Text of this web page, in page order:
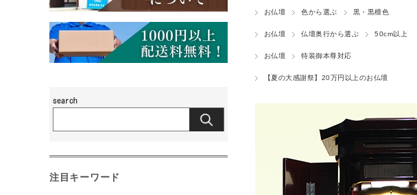
お仏壇 色から選ぶ 黒・黒檀色
お仏壇 仏壇奥行から選ぶ 50cm以上
お仏壇 特装御本尊対応
【夏の大感謝祭】20万円以上のお仏壇
注目キーワード